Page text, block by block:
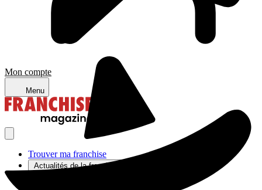
Mon compte
Menu
Trouver ma franchise
Actualités de la franchise